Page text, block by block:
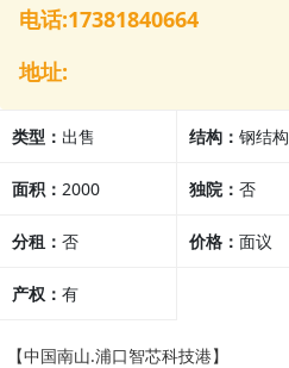
电话:17381840664
地址:
类型： 出售 结构：钢结构
面积： 2000 独院：否
分租： 否 价格：面议
产权： 有
【中国南山.浦口智芯科技港】